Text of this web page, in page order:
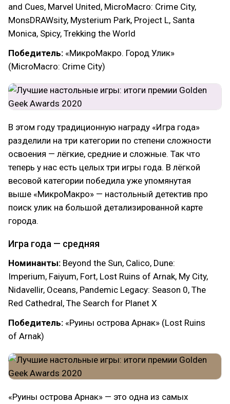
and Cues, Marvel United, MicroMacro: Crime City,
MonsDRAWsity, Mysterium Park, Project L, Santa
Monica, Spicy, Trekking the World
Победитель: «МикроМакро. Город Улик»
(MicroMacro: Crime City)
В этом году традиционную награду «Игра года»
разделили на три категории по степени сложности
освоения — лёгкие, средние и сложные. Так что
теперь у нас есть целых три игры года. В лёгкой
весовой категории победила уже упомянутая
выше «МикроМакро» — настольный детектив про
поиск улик на большой детализированной карте
города.
Игра года — средняя
Номинанты: Beyond the Sun, Calico, Dune:
Imperium, Faiyum, Fort, Lost Ruins of Arnak, My City,
Nidavellir, Oceans, Pandemic Legacy: Season 0, The
Red Cathedral, The Search for Planet X
Победитель: «Руины острова Арнак» (Lost Ruins
of Arnak)
«Руины острова Арнак» — это одна из самых